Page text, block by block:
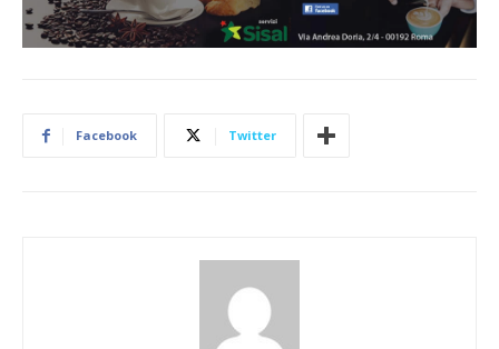
Facebook Twitter